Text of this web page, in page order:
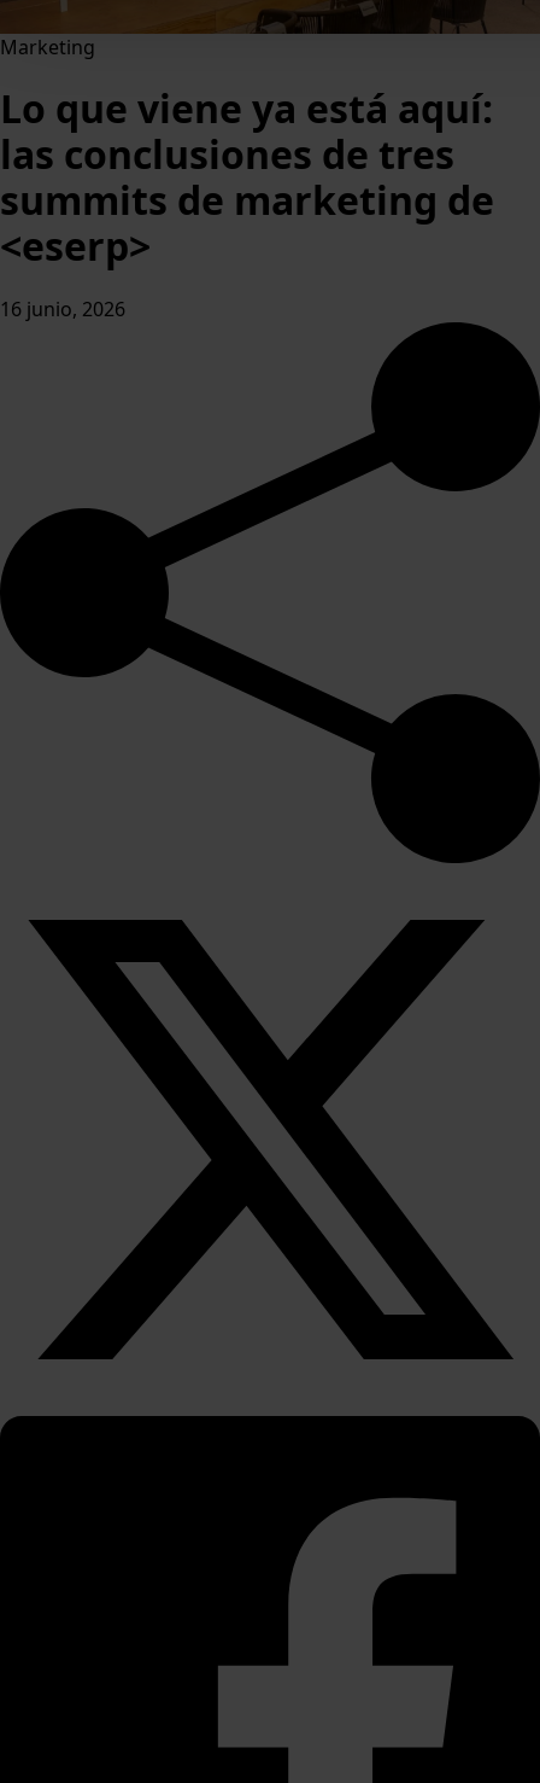
Marketing
Lo que viene ya está aquí:
las conclusiones de tres
summits de marketing de
<eserp>
16 junio, 2026